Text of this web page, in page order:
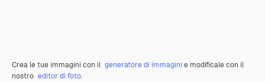
Crea le tue immagini con il generatore di immagini e modificale con il
nostro editor di foto.